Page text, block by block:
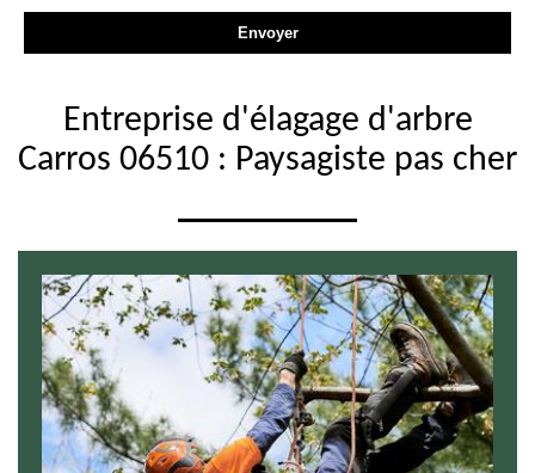
Entreprise d'élagage d'arbre
Carros 06510 : Paysagiste pas cher